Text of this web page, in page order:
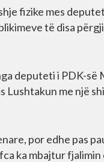
fizike mes
të disa
deputeti i PDK-së
me një
por edhe pas
ka mbajtur